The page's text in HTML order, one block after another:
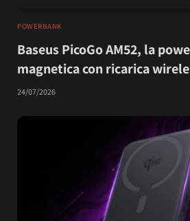
POWERBANK
Baseus PicoGo AM52, la
magnetica con ricarica
24/07/2026